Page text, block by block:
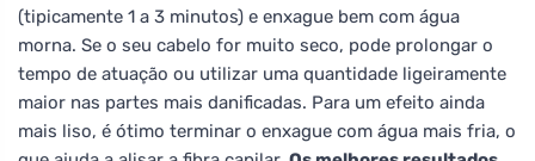
(tipicamente 1 a 3 minutos) e enxague bem com água
morna. Se o seu cabelo for muito seco, pode prolongar o
tempo de atuação ou utilizar uma quantidade ligeiramente
maior nas partes mais danificadas. Para um efeito ainda
mais liso, é ótimo terminar o enxague com água mais fria, o